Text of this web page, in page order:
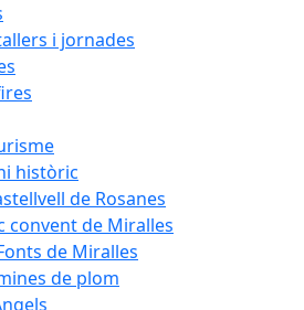
i jornades
històric
de Rosanes
convent de Miralles
de Miralles
de plom